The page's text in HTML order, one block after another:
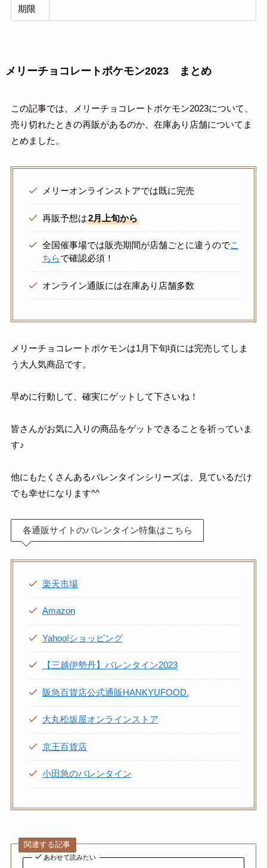
期限
メリーチョコレートポケモン2023 まとめ
この記事では、メリーチョコレートポケモン2023について、
売り切れたときの再販があるのか、在庫あり店舗についてま
とめました。
メリーオンラインストアでは既に完売
再販予想は2月上旬から
全国催事場では販売期間が店舗ごとに違うのでこ
ちらで確認必須！
オンライン通販には在庫あり店舗多数
メリーチョコレートポケモンは1月下旬頃には完売してしま
う大人気商品です。
早めに行動して、確実にゲットして下さいね！
皆さんがお気に入りの商品をゲットできることを祈っていま
す♪
他にもたくさんあるバレンタインシリーズは、見ているだけ
でも幸せになります^^
各通販サイトのバレンタイン特集はこちら
楽天市場
Amazon
Yahoo!ショッピング
【三越伊勢丹】バレンタイン2023
阪急百貨店公式通販HANKYUFOOD.
大丸松坂屋オンラインストア
京王百貨店
小田急のバレンタイン
関連する記事
あわせて読みたい